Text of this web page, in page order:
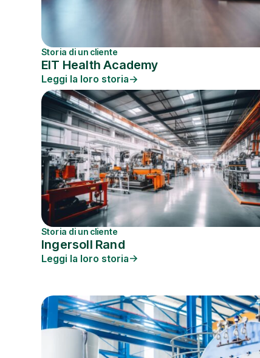
Storia di un cliente
EIT Health Academy
Leggi la loro storia
Storia di un cliente
Ingersoll Rand
Leggi la loro storia